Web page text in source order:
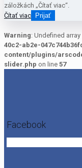
záložkách „Čítať viac“.
Čítať viac Prijať
Warning: Undefined
40c2-ab2e-
content/plugins/
slider.php on line 57
Facebook